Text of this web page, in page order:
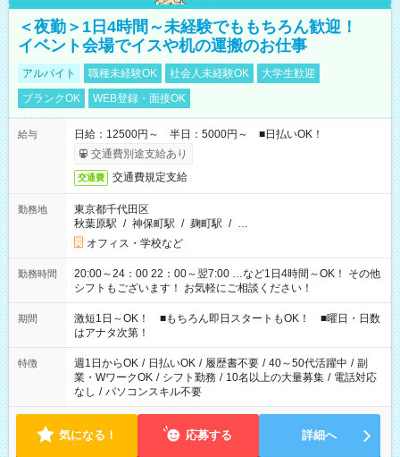
＜夜勤＞1日4時間～未経験でももちろん歓迎！
イベント会場でイスや机の運搬のお仕事
アルバイト 職種未経験OK 社会人未経験OK
大学生歓迎
ブランクOK
WEB登録・面接OK
給与
日給：12500円～ 半日：5000円～ ■日払いOK！
交通費別途支給あり
交通費 交通費規定支給
勤務地
東京都千代田区
秋葉原駅 / 神保町駅 / 麹町駅 / …
オフィス・学校など
勤務時間
20:00～24：00 22：00～翌7:00 …など1日4時間～OK！ その他
シフトもございます！ お気軽にご相談ください！
期間
激短1日～OK！ ■もちろん即日スタートもOK！ ■曜日・日数
はアナタ次第！
特徴 週1日からOK / 日払いOK / 履歴書不要 / 40～50代活躍中 / 副
業・WワークOK / シフト勤務 / 10名以上の大量募集 / 電話対応
なし / パソコンスキル不要
気になる！ 応募する 詳細へ